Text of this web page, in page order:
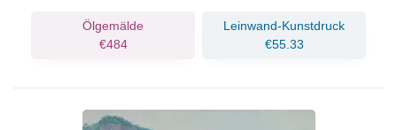
Ölgemälde
€484
Leinwand-Kunstdruck
€55.33